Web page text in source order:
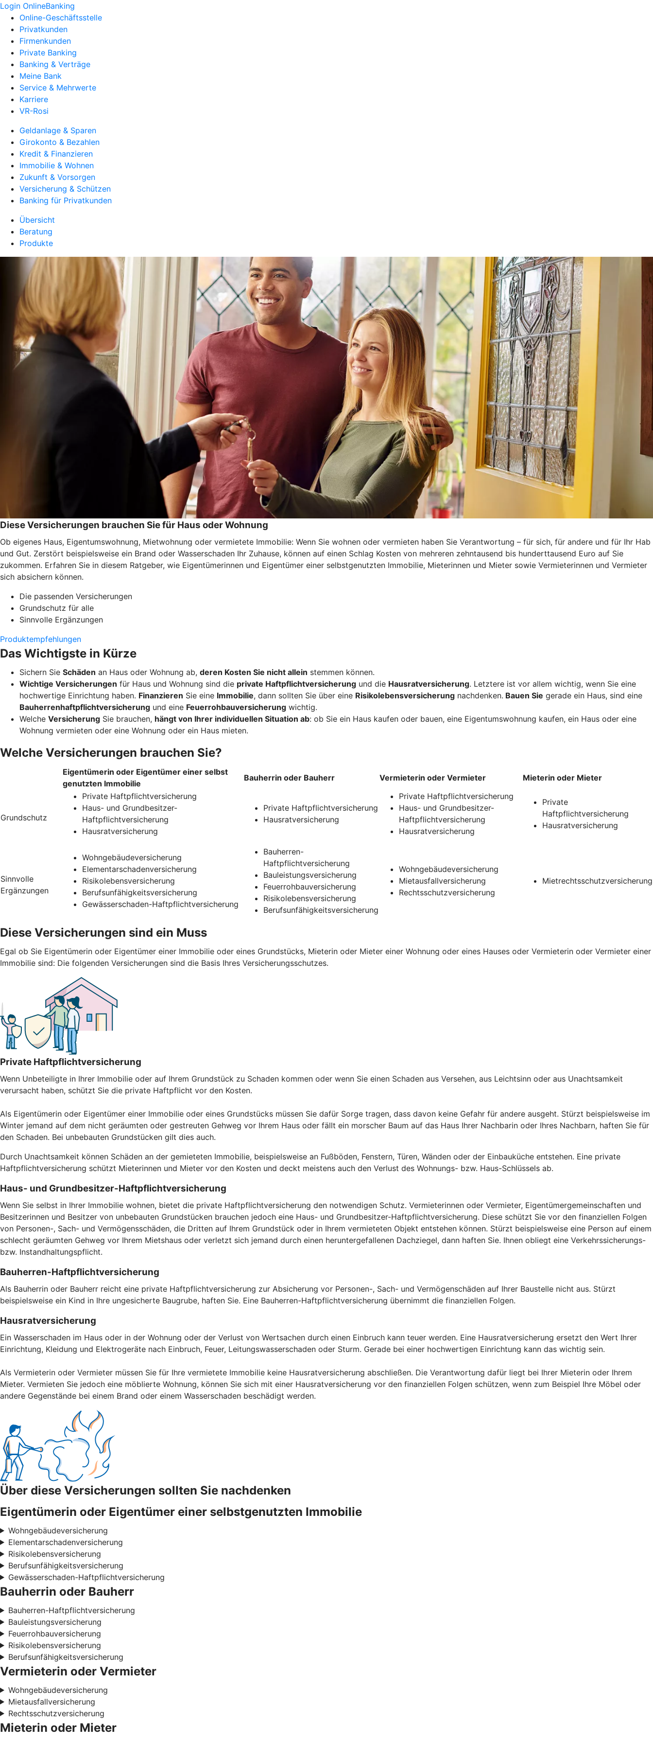
Login OnlineBanking
Online-Geschäftsstelle
Privatkunden
Firmenkunden
Private Banking
Banking & Verträge
Meine Bank
Service & Mehrwerte
Karriere
VR-Rosi
Geldanlage & Sparen
Girokonto & Bezahlen
Kredit & Finanzieren
Immobilie & Wohnen
Zukunft & Vorsorgen
Versicherung & Schützen
Banking für Privatkunden
Übersicht
Beratung
Produkte
Diese Versicherungen brauchen Sie für Haus oder Wohnung
Ob eigenes Haus, Eigentumswohnung, Mietwohnung oder vermietete Immobilie: Wenn Sie wohnen oder vermieten haben Sie Verantwortung – für sich, für andere und für Ihr Hab
und Gut. Zerstört beispielsweise ein Brand oder Wasserschaden Ihr Zuhause, können auf einen Schlag Kosten von mehreren zehntausend bis hunderttausend Euro auf Sie
zukommen. Erfahren Sie in diesem Ratgeber, wie Eigentümerinnen und Eigentümer einer selbstgenutzten Immobilie, Mieterinnen und Mieter sowie Vermieterinnen und Vermieter
sich absichern können.
Die passenden Versicherungen
Grundschutz für alle
Sinnvolle Ergänzungen
Produktempfehlungen
Das Wichtigste in Kürze
Sichern Sie Schäden an Haus oder Wohnung ab, deren Kosten Sie nicht allein stemmen können.
Wichtige Versicherungen für Haus und Wohnung sind die private Haftpflichtversicherung und die Hausratversicherung. Letztere ist vor allem wichtig, wenn Sie eine
hochwertige Einrichtung haben. Finanzieren Sie eine Immobilie, dann sollten Sie über eine Risikolebensversicherung nachdenken. Bauen Sie gerade ein Haus, sind eine
Bauherrenhaftpflichtversicherung und eine Feuerrohbauversicherung wichtig.
Welche Versicherung Sie brauchen, hängt von Ihrer individuellen Situation ab: ob Sie ein Haus kaufen oder bauen, eine Eigentumswohnung kaufen, ein Haus oder eine
Wohnung vermieten oder eine Wohnung oder ein Haus mieten.
Welche Versicherungen brauchen Sie?
Eigentümerin oder Eigentümer einer selbst
genutzten Immobilie
Bauherrin oder Bauherr Vermieterin oder Vermieter Mieterin oder Mieter
Grundschutz
Private Haftpflichtversicherung
Haus- und Grundbesitzer-
Haftpflichtversicherung
Hausratversicherung
Private Haftpflichtversicherung
Hausratversicherung
Private Haftpflichtversicherung
Haus- und Grundbesitzer-
Haftpflichtversicherung
Hausratversicherung
Private
Haftpflichtversicherung
Hausratversicherung
Sinnvolle
Ergänzungen
Wohngebäudeversicherung
Elementarschadenversicherung
Risikolebensversicherung
Berufsunfähigkeitsversicherung
Gewässerschaden-Haftpflichtversicherung
Bauherren-
Haftpflichtversicherung
Bauleistungsversicherung
Feuerrohbauversicherung
Risikolebensversicherung
Berufsunfähigkeitsversicherung
Wohngebäudeversicherung
Mietausfallversicherung
Rechtsschutzversicherung
Mietrechtsschutzversicherung
Diese Versicherungen sind ein Muss
Egal ob Sie Eigentümerin oder Eigentümer einer Immobilie oder eines Grundstücks, Mieterin oder Mieter einer Wohnung oder eines Hauses oder Vermieterin oder Vermieter einer
Immobilie sind: Die folgenden Versicherungen sind die Basis Ihres Versicherungsschutzes.
Private Haftpflichtversicherung
Wenn Unbeteiligte in Ihrer Immobilie oder auf Ihrem Grundstück zu Schaden kommen oder wenn Sie einen Schaden aus Versehen, aus Leichtsinn oder aus Unachtsamkeit
verursacht haben, schützt Sie die private Haftpflicht vor den Kosten.
Als Eigentümerin oder Eigentümer einer Immobilie oder eines Grundstücks müssen Sie dafür Sorge tragen, dass davon keine Gefahr für andere ausgeht. Stürzt beispielsweise im
Winter jemand auf dem nicht geräumten oder gestreuten Gehweg vor Ihrem Haus oder fällt ein morscher Baum auf das Haus Ihrer Nachbarin oder Ihres Nachbarn, haften Sie für
den Schaden. Bei unbebauten Grundstücken gilt dies auch.
Durch Unachtsamkeit können Schäden an der gemieteten Immobilie, beispielsweise an Fußböden, Fenstern, Türen, Wänden oder der Einbauküche entstehen. Eine private
Haftpflichtversicherung schützt Mieterinnen und Mieter vor den Kosten und deckt meistens auch den Verlust des Wohnungs- bzw. Haus-Schlüssels ab.
Haus- und Grundbesitzer-Haftpflichtversicherung
Wenn Sie selbst in Ihrer Immobilie wohnen, bietet die private Haftpflichtversicherung den notwendigen Schutz. Vermieterinnen oder Vermieter, Eigentümergemeinschaften und
Besitzerinnen und Besitzer von unbebauten Grundstücken brauchen jedoch eine Haus- und Grundbesitzer-Haftpflichtversicherung. Diese schützt Sie vor den finanziellen Folgen
von Personen-, Sach- und Vermögensschäden, die Dritten auf Ihrem Grundstück oder in Ihrem vermieteten Objekt entstehen können. Stürzt beispielsweise eine Person auf einem
schlecht geräumten Gehweg vor Ihrem Mietshaus oder verletzt sich jemand durch einen heruntergefallenen Dachziegel, dann haften Sie. Ihnen obliegt eine Verkehrssicherungs-
bzw. Instandhaltungspflicht.
Bauherren-Haftpflichtversicherung
Als Bauherrin oder Bauherr reicht eine private Haftpflichtversicherung zur Absicherung vor Personen-, Sach- und Vermögenschäden auf Ihrer Baustelle nicht aus. Stürzt
beispielsweise ein Kind in Ihre ungesicherte Baugrube, haften Sie. Eine Bauherren-Haftpflichtversicherung übernimmt die finanziellen Folgen.
Hausratversicherung
Ein Wasserschaden im Haus oder in der Wohnung oder der Verlust von Wertsachen durch einen Einbruch kann teuer werden. Eine Hausratversicherung ersetzt den Wert Ihrer
Einrichtung, Kleidung und Elektrogeräte nach Einbruch, Feuer, Leitungswasserschaden oder Sturm. Gerade bei einer hochwertigen Einrichtung kann das wichtig sein.
Als Vermieterin oder Vermieter müssen Sie für Ihre vermietete Immobilie keine Hausratversicherung abschließen. Die Verantwortung dafür liegt bei Ihrer Mieterin oder Ihrem
Mieter. Vermieten Sie jedoch eine möblierte Wohnung, können Sie sich mit einer Hausratversicherung vor den finanziellen Folgen schützen, wenn zum Beispiel Ihre Möbel oder
andere Gegenstände bei einem Brand oder einem Wasserschaden beschädigt werden.
Über diese Versicherungen sollten Sie nachdenken
Eigentümerin oder Eigentümer einer selbstgenutzten Immobilie
Wohngebäudeversicherung
Elementarschadenversicherung
Risikolebensversicherung
Berufsunfähigkeitsversicherung
Gewässerschaden-Haftpflichtversicherung
Bauherrin oder Bauherr
Bauherren-Haftpflichtversicherung
Bauleistungsversicherung
Feuerrohbauversicherung
Risikolebensversicherung
Berufsunfähigkeitsversicherung
Vermieterin oder Vermieter
Wohngebäudeversicherung
Mietausfallversicherung
Rechtsschutzversicherung
Mieterin oder Mieter